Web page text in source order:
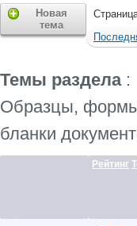
Новая
тема
Темы раздела:
Образцы,
бланки
Рейтинг